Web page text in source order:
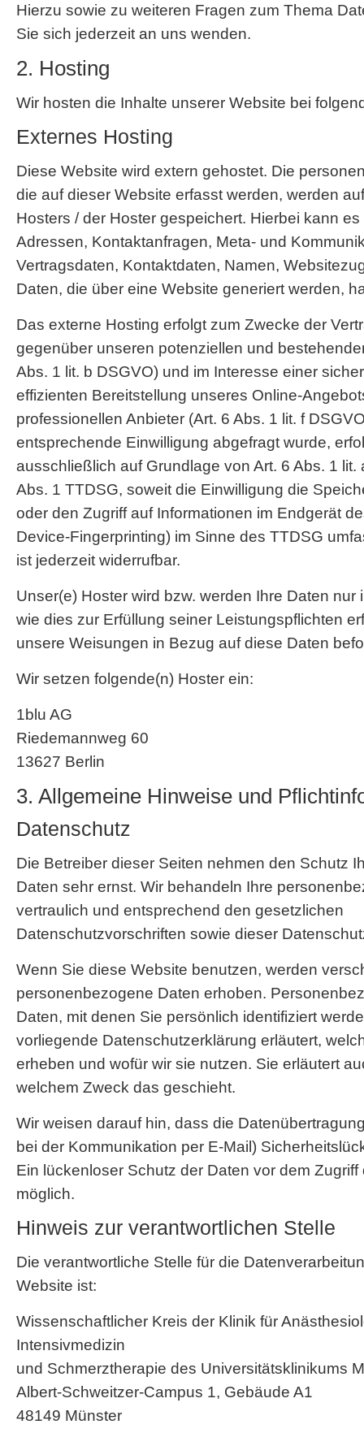
Hierzu sowie zu weiteren Fragen zum Thema
Sie sich jederzeit an uns wenden.
2. Hosting
Wir hosten die Inhalte unserer Website bei
Externes Hosting
Diese Website wird extern gehostet. Die
die auf dieser Website erfasst werden, werden
Hosters / der Hoster gespeichert. Hierbei kann
Adressen, Kontaktanfragen, Meta- und
Vertragsdaten, Kontaktdaten, Namen,
Daten, die über eine Website generiert werden,
Das externe Hosting erfolgt zum Zwecke der
gegenüber unseren potenziellen und
Abs. 1 lit. b DSGVO) und im Interesse einer
effizienten Bereitstellung unseres Online-
professionellen Anbieter (Art. 6 Abs. 1 lit. f
entsprechende Einwilligung abgefragt wurde,
ausschließlich auf Grundlage von Art. 6 Abs. 1 lit.
Abs. 1 TTDSG, soweit die Einwilligung die
oder den Zugriff auf Informationen im Endgerät
Device-Fingerprinting) im Sinne des TTDSG
ist jederzeit widerrufbar.
Unser(e) Hoster wird bzw. werden Ihre Daten nur
wie dies zur Erfüllung seiner Leistungspflichten
unsere Weisungen in Bezug auf diese Daten
Wir setzen folgende(n) Hoster ein:
1blu AG
Riedemannweg 60
13627 Berlin
3. Allgemeine Hinweise und
Datenschutz
Die Betreiber dieser Seiten nehmen den Schutz
Daten sehr ernst. Wir behandeln Ihre
vertraulich und entsprechend den gesetzlichen
Datenschutzvorschriften sowie dieser
Wenn Sie diese Website benutzen, werden
personenbezogene Daten erhoben.
Daten, mit denen Sie persönlich identifiziert
vorliegende Datenschutzerklärung erläutert,
erheben und wofür wir sie nutzen. Sie erläutert
welchem Zweck das geschieht.
Wir weisen darauf hin, dass die
bei der Kommunikation per E-Mail)
Ein lückenloser Schutz der Daten vor dem Zugriff
möglich.
Hinweis zur verantwortlichen Stelle
Die verantwortliche Stelle für die
Website ist:
Wissenschaftlicher Kreis der Klinik für
Intensivmedizin
und Schmerztherapie des Universitätsklinikums
Albert-Schweitzer-Campus 1, Gebäude A1
48149 Münster